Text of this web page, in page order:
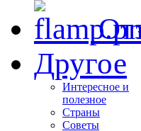
Другое
Интересное и
полезное
Страны
Советы